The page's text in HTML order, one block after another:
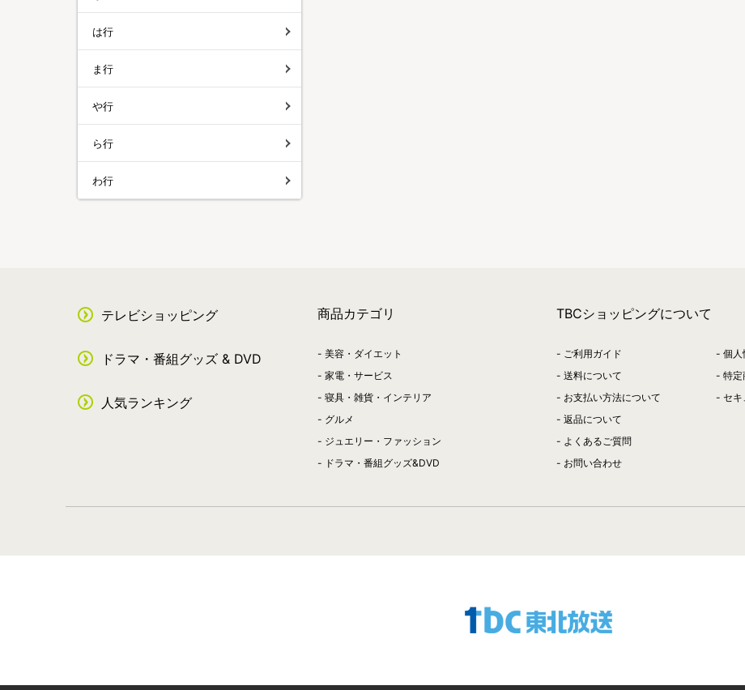
は行
ま行
や行
ら行
わ行
テレビショッピング
ドラマ・番組グッズ & DVD
人気ランキング
商品カテゴリ
美容・ダイエット
家電・サービス
寝具・雑貨・インテリア
グルメ
ジュエリー・ファッション
ドラマ・番組グッズ&DVD
TBCショッピングについて
ご利用ガイド
送料について
お支払い方法について
返品について
よくあるご質問
お問い合わせ
個人
特定
セキ